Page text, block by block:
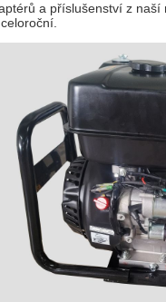
a příslušenství z